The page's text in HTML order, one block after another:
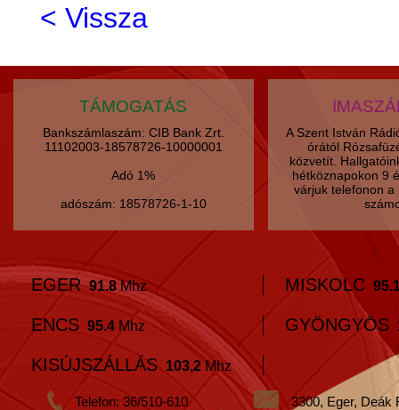
< Vissza
TÁMOGATÁS
Bankszámlaszám: CIB Bank Zrt.
11102003-18578726-10000001
Adó 1%
adószám: 18578726-1-10
A Szent István
órától
közvetít.
hétköznapokon 9
várjuk telefonon
EGER 91.8Mhz MISKOLC
ENCS 95.4 Mhz GYÖNGYÖS
KISÚJSZÁLLÁS 103,2 Mhz
Telefon: 36/510-610
3300, Eger, Deák